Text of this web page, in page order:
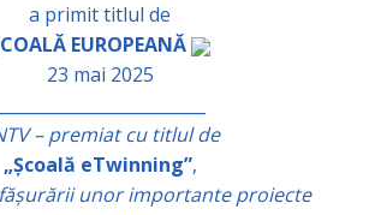
a primit titlul de
EUROPEANĂ
23 mai 2025
– premiat cu titlul de
„Școală eTwinning”,
unor importante proiecte